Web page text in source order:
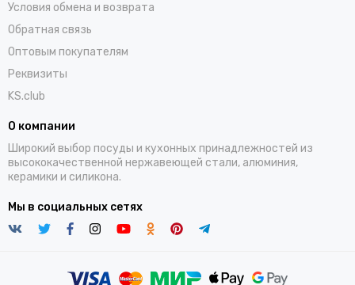
Условия обмена и возврата
Обратная связь
Оптовым покупателям
Реквизиты
KS.club
О компании
Широкий выбор посуды и кухонных принадлежностей из
высококачественной нержавеющей стали, алюминия,
керамики и силикона.
Мы в социальных сетях